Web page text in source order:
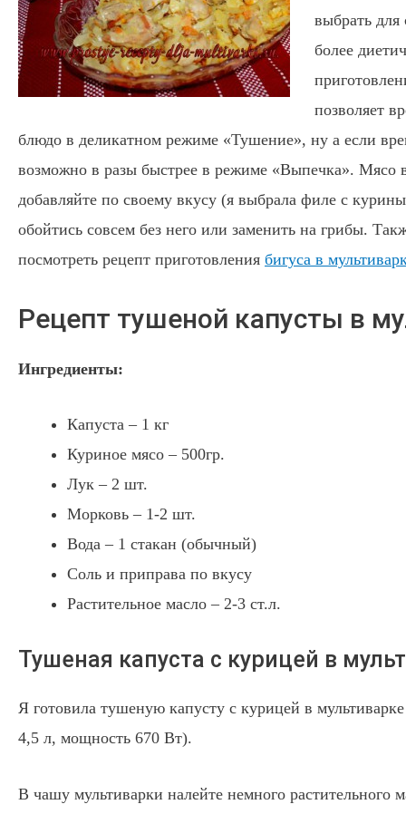
выбрать
более
позволяет
блюдо в деликатном режиме «Тушение», ну а если
возможно в разы быстрее в режиме «Выпечка». Мясо
добавляйте по своему вкусу (я выбрала филе с
обойтись совсем без него или заменить на грибы.
посмотреть рецепт приготовления бигуса в
Рецепт тушеной капусты в
Ингредиенты:
Капуста – 1 кг
Куриное мясо – 500гр.
Лук – 2 шт.
Морковь – 1-2 шт.
Вода – 1 стакан (обычный)
Соль и приправа по вкусу
Растительное масло – 2-3 ст.л.
Тушеная капуста с курицей в
Я готовила тушеную капусту с курицей в
4,5 л, мощность 670 Вт).
В чашу мультиварки налейте немного растительного